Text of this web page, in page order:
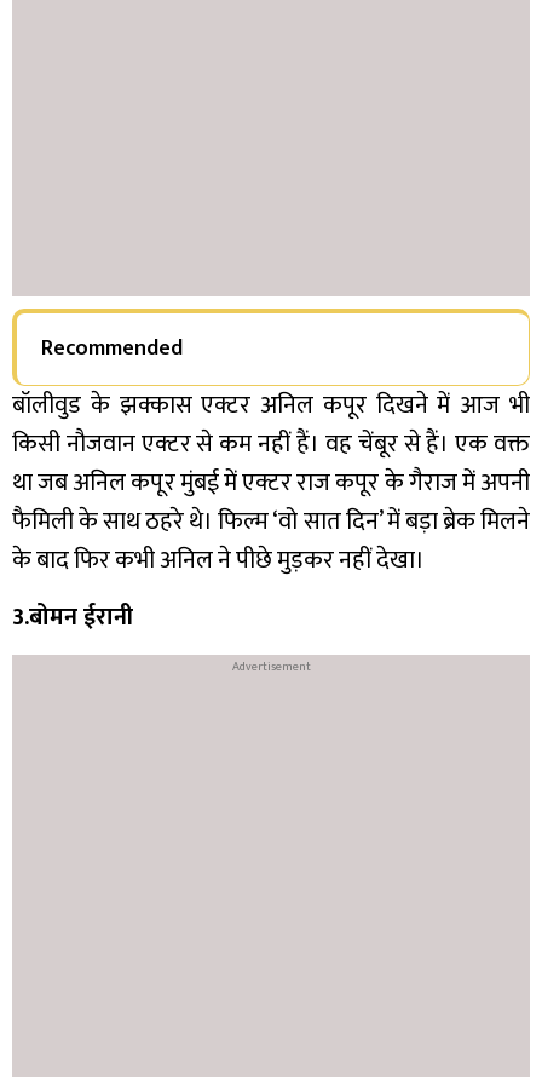
Recommended
बॉलीवुड के झक्कास एक्टर अनिल कपूर दिखने में आज भी
किसी नौजवान एक्टर से कम नहीं हैं। वह चेंबूर से हैं। एक वक्त
था जब अनिल कपूर मुंबई में एक्टर राज कपूर के गैराज में अपनी
फैमिली के साथ ठहरे थे। फिल्म ‘वो सात दिन’ में बड़ा ब्रेक मिलने
के बाद फिर कभी अनिल ने पीछे मुड़कर नहीं देखा।
3.बोमन ईरानी